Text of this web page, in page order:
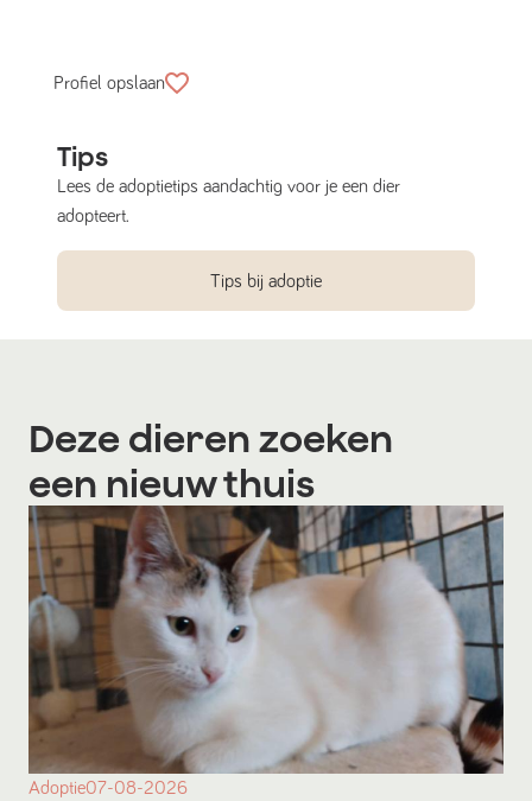
Profiel opslaan
Tips
Lees de adoptietips aandachtig voor je een dier
adopteert.
Tips bij adoptie
Deze dieren zoeken
een nieuw thuis
Adoptie07-08-2026